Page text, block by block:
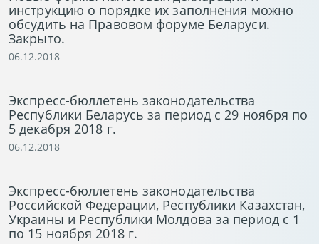
инструкцию о порядке их заполнения можно
обсудить на Правовом форуме Беларуси.
Закрыто.
06.12.2018
Экспресс-бюллетень законодательства
Республики Беларусь за период с 29 ноября по
5 декабря 2018 г.
06.12.2018
Экспресс-бюллетень законодательства
Российской Федерации, Республики Казахстан,
Украины и Республики Молдова за период с 1
по 15 ноября 2018 г.